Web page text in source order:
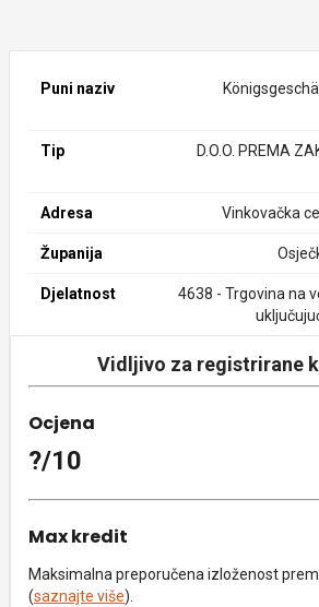
Puni naziv
Tip
D.O.O. PREMA
Adresa Vinkovačka
Županija
Djelatnost
4638 - Trgovina na
Vidljivo za registrirane
Ocjena
?/10
Max kredit
Maksimalna preporučena izloženost
(saznajte više).